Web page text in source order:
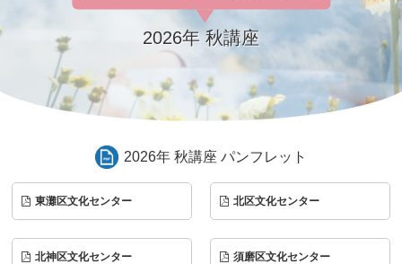
2026年 秋講座
2026年 秋講座 パンフレット
東灘区文化センター 北区文化センター
北神区文化センター 須磨区文化センター